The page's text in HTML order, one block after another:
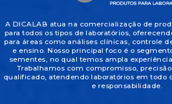
A DICALAB atua na comercialização de
para todos os tipos de laboratórios,
para áreas como análises clínicas, controle
e ensino. Nosso principal foco é o
sementes, no qual temos ampla
Trabalhamos com compromisso,
qualificado, atendendo laboratórios em todo
e responsabilidade.